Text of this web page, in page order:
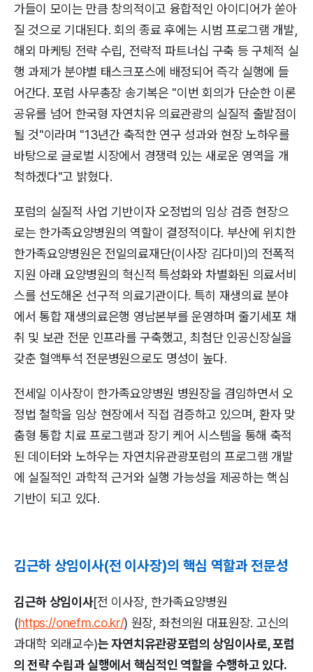
가들이 모이는 만큼 창의적이고 융합적인 아이디어가 쏟아
질 것으로 기대된다. 회의 종료 후에는 시범 프로그램 개발,
해외 마케팅 전략 수립, 전략적 파트너십 구축 등 구체적 실
행 과제가 분야별 태스크포스에 배정되어 즉각 실행에 들
어간다. 포럼 사무총장 송기복은 "이번 회의가 단순한 이론
공유를 넘어 한국형 자연치유 의료관광의 실질적 출발점이
될 것"이라며 "13년간 축적한 연구 성과와 현장 노하우를
바탕으로 글로벌 시장에서 경쟁력 있는 새로운 영역을 개
척하겠다"고 밝혔다.
포럼의 실질적 사업 기반이자 오정법의 임상 검증 현장으
로는 한가족요양병원의 역할이 결정적이다. 부산에 위치한
한가족요양병원은 전일의료재단(이사장 김다미)의 전폭적
지원 아래 요양병원의 혁신적 특성화와 차별화된 의료서비
스를 선도해온 선구적 의료기관이다. 특히 재생의료 분야
에서 통합 재생의료은행 영남본부를 운영하며 줄기세포 채
취 및 보관 전문 인프라를 구축했고, 최첨단 인공신장실을
갖춘 혈액투석 전문병원으로도 명성이 높다.
전세일 이사장이 한가족요양병원 병원장을 겸임하면서 오
정법 철학을 임상 현장에서 직접 검증하고 있으며, 환자 맞
춤형 통합 치료 프로그램과 장기 케어 시스템을 통해 축적
된 데이터와 노하우는 자연치유관광포럼의 프로그램 개발
에 실질적인 과학적 근거와 실행 가능성을 제공하는 핵심
기반이 되고 있다.
김근하 상임이사(전 이사장)의 핵심 역할과 전문성
김근하 상임이사[전 이사장, 한가족요양병원
(https://onefm.co.kr/) 원장, 좌천의원 대표원장. 고신의
과대학 외래교수)는 자연치유관광포럼의 상임이사로, 포럼
의 전략 수립과 실행에서 핵심적인 역할을 수행하고 있다.